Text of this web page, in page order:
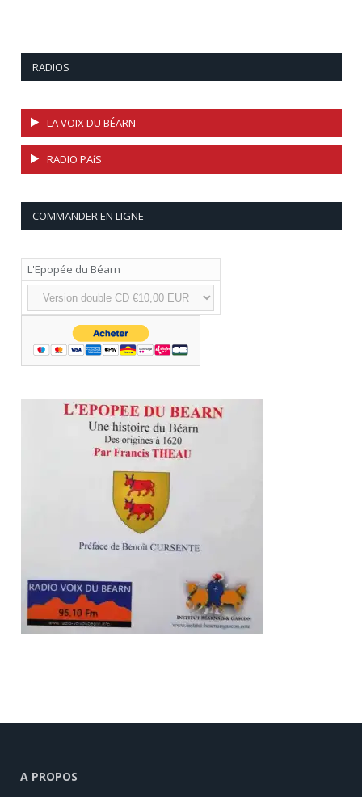
RADIOS
LA VOIX DU BÉARN
RADIO PAíS
COMMANDER EN LIGNE
L'Epopée du Béarn
A PROPOS